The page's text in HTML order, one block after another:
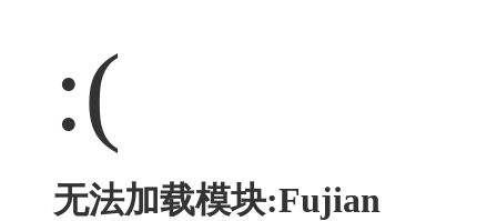
:(
无法加载模块:Fujian